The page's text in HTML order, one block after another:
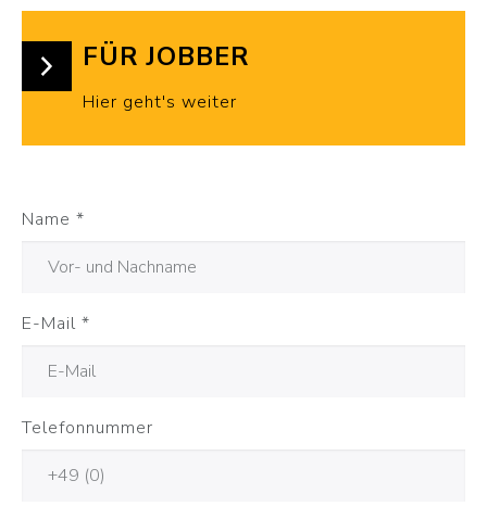
FÜR JOBBER
Hier geht's weiter
Name *
E-Mail *
Telefonnummer